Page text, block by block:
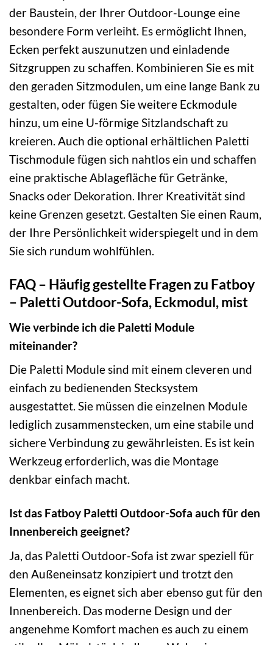
der Baustein, der Ihrer Outdoor-Lounge eine
besondere Form verleiht. Es ermöglicht Ihnen,
Ecken perfekt auszunutzen und einladende
Sitzgruppen zu schaffen. Kombinieren Sie es mit
den geraden Sitzmodulen, um eine lange Bank zu
gestalten, oder fügen Sie weitere Eckmodule
hinzu, um eine U-förmige Sitzlandschaft zu
kreieren. Auch die optional erhältlichen Paletti
Tischmodule fügen sich nahtlos ein und schaffen
eine praktische Ablagefläche für Getränke,
Snacks oder Dekoration. Ihrer Kreativität sind
keine Grenzen gesetzt. Gestalten Sie einen Raum,
der Ihre Persönlichkeit widerspiegelt und in dem
Sie sich rundum wohlfühlen.
FAQ – Häufig gestellte Fragen zu Fatboy
– Paletti Outdoor-Sofa, Eckmodul, mist
Wie verbinde ich die Paletti Module
miteinander?
Die Paletti Module sind mit einem cleveren und
einfach zu bedienenden Stecksystem
ausgestattet. Sie müssen die einzelnen Module
lediglich zusammenstecken, um eine stabile und
sichere Verbindung zu gewährleisten. Es ist kein
Werkzeug erforderlich, was die Montage
denkbar einfach macht.
Ist das Fatboy Paletti Outdoor-Sofa auch für den
Innenbereich geeignet?
Ja, das Paletti Outdoor-Sofa ist zwar speziell für
den Außeneinsatz konzipiert und trotzt den
Elementen, es eignet sich aber ebenso gut für den
Innenbereich. Das moderne Design und der
angenehme Komfort machen es auch zu einem